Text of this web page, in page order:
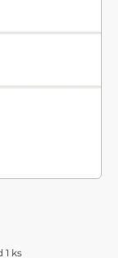
ks